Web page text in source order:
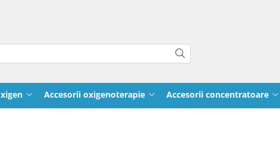
Accesorii oxigenoterapie Accesorii concentratoare